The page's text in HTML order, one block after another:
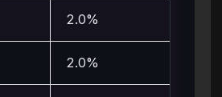
2.0%
2.0%